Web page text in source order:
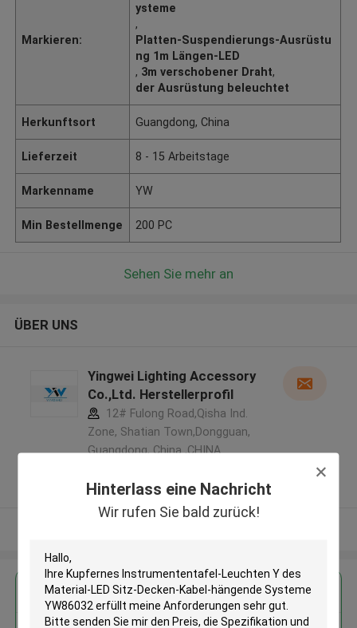
Hinterlass eine Nachricht
Wir rufen Sie bald zurück!
Markieren:
ysteme
,
Platten-Suspendierungs-Ausrüstu
ng 1m Längen-LED
, 3m verschobener Draht,
der Ausrüstung beleuchtet
Herkunftsort Guangdong, China
Lieferzeit 8 - 15 Arbeitstage
Markenname YW
Min Bestellmenge 200 PC
Sehen Sie mehr an
ÜBER UNS
Yingwei Lighting Accessory
Co.,Ltd. Herstellerprofil
12# Fulong Road,Qisha Ind.
Zone, Shatian Town,Dongguan,
Guangdong, China ,CHINA
Überprüfter Lieferant
Erhalten Sie den besten Preis für